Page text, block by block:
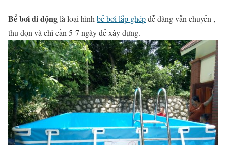
Bể bơi di độnglà loại hình bể bơi lắp ghépdễ dàng vẫn chuyển ,
thu dọn và chỉ cần 5-7 ngày để xây dựng.